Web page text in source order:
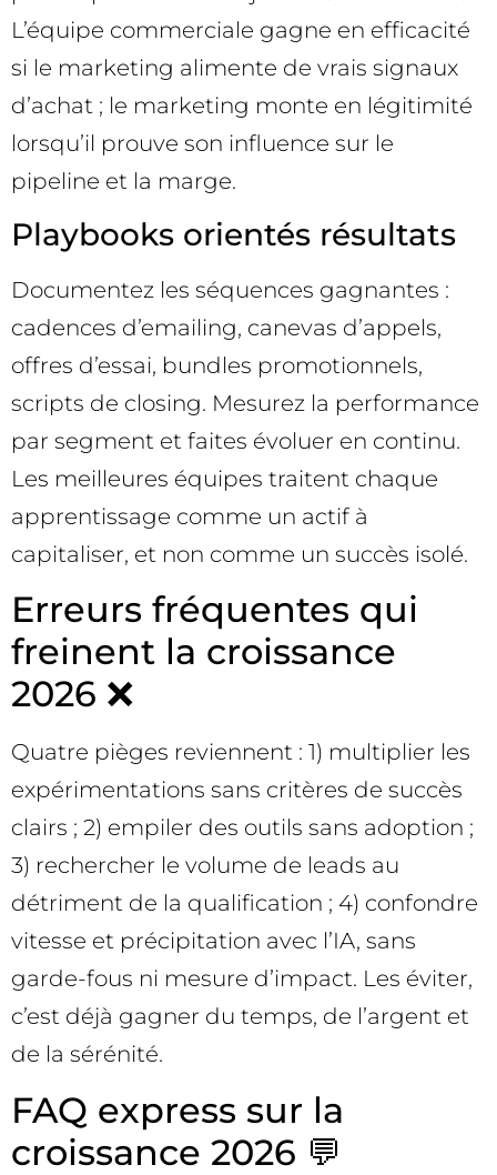
L’équipe commerciale gagne en efficacité
si le marketing alimente de vrais signaux
d’achat ; le marketing monte en légitimité
lorsqu’il prouve son influence sur le
pipeline et la marge.
Playbooks orientés résultats
Documentez les séquences gagnantes :
cadences d’emailing, canevas d’appels,
offres d’essai, bundles promotionnels,
scripts de closing. Mesurez la performance
par segment et faites évoluer en continu.
Les meilleures équipes traitent chaque
apprentissage comme un actif à
capitaliser, et non comme un succès isolé.
Erreurs fréquentes qui
freinent la croissance
2026 ❌
Quatre pièges reviennent : 1) multiplier les
expérimentations sans critères de succès
clairs ; 2) empiler des outils sans adoption ;
3) rechercher le volume de leads au
détriment de la qualification ; 4) confondre
vitesse et précipitation avec l’IA, sans
garde-fous ni mesure d’impact. Les éviter,
c’est déjà gagner du temps, de l’argent et
de la sérénité.
FAQ express sur la
croissance 2026 💬